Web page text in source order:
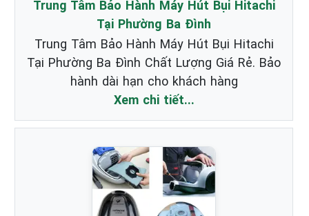
Trung Tâm Bảo Hành Máy Hút Bụi Hitachi
Tại Phường Ba Đình
Trung Tâm Bảo Hành Máy Hút Bụi Hitachi
Tại Phường Ba Đình Chất Lượng Giá Rẻ. Bảo
hành dài hạn cho khách hàng
Xem chi tiết...